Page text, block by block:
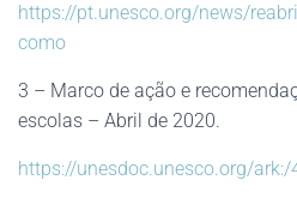
https://pt.unesco.org/news/
como
3 – Marco de ação e
escolas – Abril de 2020.
https://unesdoc.unesco.org/